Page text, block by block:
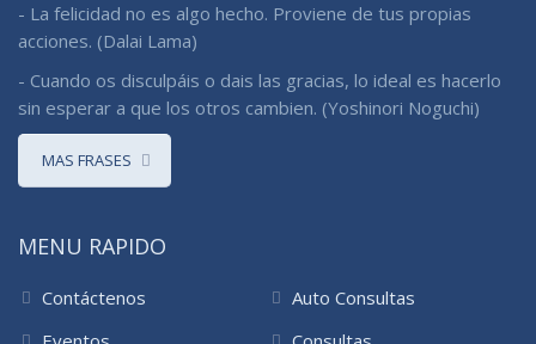
- La felicidad no es algo hecho. Proviene de tus propias
acciones. (Dalai Lama)
- Cuando os disculpáis o dais las gracias, lo ideal es hacerlo
sin esperar a que los otros cambien. (Yoshinori Noguchi)
MAS FRASES
MENU RAPIDO
Contáctenos
Auto Consultas